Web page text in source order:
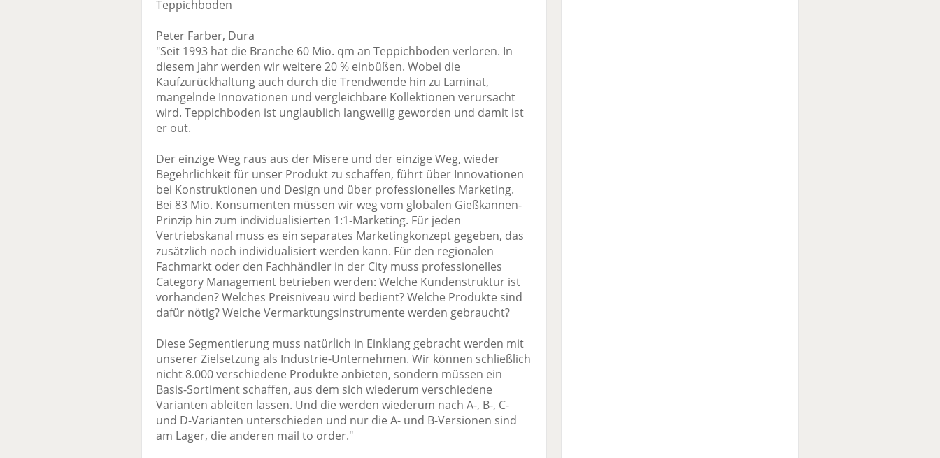
Teppichboden
Peter Farber, Dura
"Seit 1993 hat die Branche 60 Mio. qm an Teppichboden verloren. In
diesem Jahr werden wir weitere 20 % einbüßen. Wobei die
Kaufzurückhaltung auch durch die Trendwende hin zu Laminat,
mangelnde Innovationen und vergleichbare Kollektionen verursacht
wird. Teppichboden ist unglaublich langweilig geworden und damit ist
er out.
Der einzige Weg raus aus der Misere und der einzige Weg, wieder
Begehrlichkeit für unser Produkt zu schaffen, führt über Innovationen
bei Konstruktionen und Design und über professionelles Marketing.
Bei 83 Mio. Konsumenten müssen wir weg vom globalen Gießkannen-
Prinzip hin zum individualisierten 1:1-Marketing. Für jeden
Vertriebskanal muss es ein separates Marketingkonzept gegeben, das
zusätzlich noch individualisiert werden kann. Für den regionalen
Fachmarkt oder den Fachhändler in der City muss professionelles
Category Management betrieben werden: Welche Kundenstruktur ist
vorhanden? Welches Preisniveau wird bedient? Welche Produkte sind
dafür nötig? Welche Vermarktungsinstrumente werden gebraucht?
Diese Segmentierung muss natürlich in Einklang gebracht werden mit
unserer Zielsetzung als Industrie-Unternehmen. Wir können schließlich
nicht 8.000 verschiedene Produkte anbieten, sondern müssen ein
Basis-Sortiment schaffen, aus dem sich wiederum verschiedene
Varianten ableiten lassen. Und die werden wiederum nach A-, B-, C-
und D-Varianten unterschieden und nur die A- und B-Versionen sind
am Lager, die anderen mail to order."